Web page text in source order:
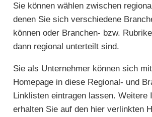
Sie können wählen zwischen
denen Sie sich verschiedene
können oder Branchen- bzw.
dann regional unterteilt sind.
Sie als Unternehmer können sich
Homepage in diese Regional- und
Linklisten eintragen lassen. Weitere
erhalten Sie auf den hier verlinkten